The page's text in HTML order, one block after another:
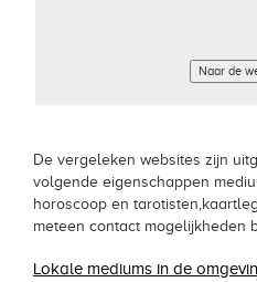
Naar de
De vergeleken websites zijn
volgende eigenschappen
horoscoop en
meteen contact mogelijkheden
Lokale mediums in de